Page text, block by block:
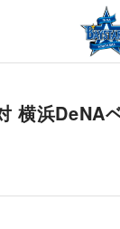
横浜DeNA